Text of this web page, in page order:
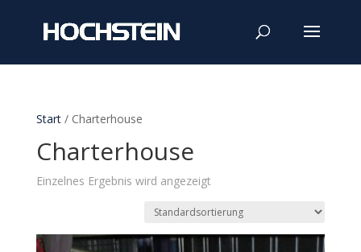
Start/ Charterhouse
Charterhouse
Einzelnes Ergebnis wird angezeigt